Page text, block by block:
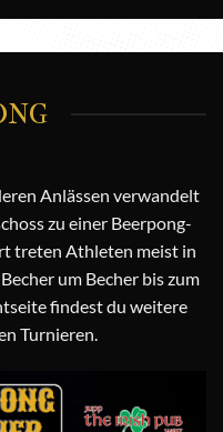
Anlässen verwandelt
zu einer Beerpong-
treten Athleten meist in
um Becher bis zum
findest du weitere
Turnieren.